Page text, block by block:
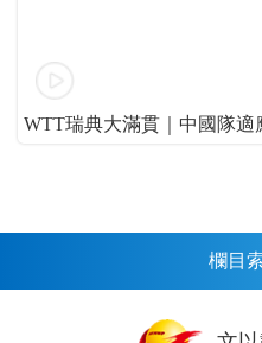
WTT瑞典大滿貫｜中國隊適
欄目索